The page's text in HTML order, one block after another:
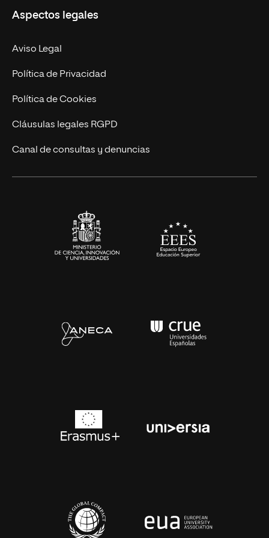
Doctorados
Experto Universitario
Postgrados
Cursos Universitarios
Facultades
Nuestro Equipo
Trabaja en UNIR
Actualidad
UNIR Revista
Eventos
Aspectos legales
Aviso Legal
Política de Privacidad
Política de Cookies
Cláusulas legales RGPD
Canal de consultas y denuncias